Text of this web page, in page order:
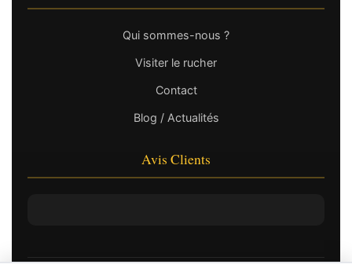
Qui sommes-nous ?
Visiter le rucher
Contact
Blog / Actualités
Avis Clients